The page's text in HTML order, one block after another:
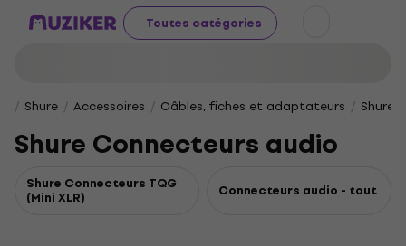
Toutes catégories
Shure Accessoires Câbles, fiches et adaptateurs Shure
Shure Connecteurs audio
Shure Connecteurs TQG
(Mini XLR) Connecteurs audio - tout